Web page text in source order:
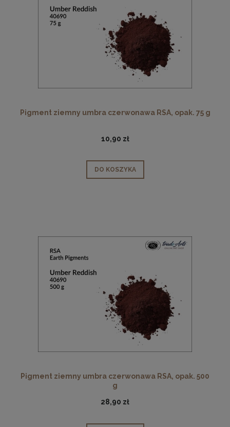
Pigment ziemny umbra czerwonawa RSA, opak. 75 g
10,90 zł
DO KOSZYKA
Pigment ziemny umbra czerwonawa RSA, opak. 500
g
28,90 zł